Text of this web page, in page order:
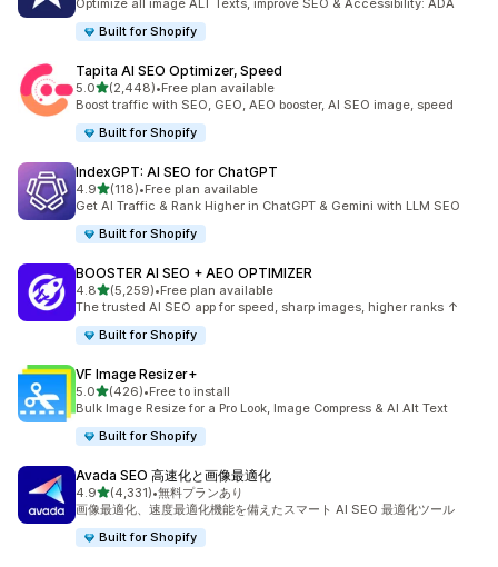
Optimize all image ALT Texts, improve SEO & Accessibility: ADA
Built for Shopify
Tapita AI SEO Optimizer, Speed
5.05つ星中
(2,448)
合計レビュー数：2448件
•Free plan available
Boost traffic with SEO, GEO, AEO booster, AI SEO image, speed
Built for Shopify
IndexGPT: AI SEO for ChatGPT
4.95つ星中
(118)
合計レビュー数：118件
•Free plan available
Get AI Traffic & Rank Higher in ChatGPT & Gemini with LLM SEO
Built for Shopify
BOOSTER AI SEO + AEO OPTIMIZER
4.85つ星中
(5,259)
合計レビュー数：5259件
•Free plan available
The trusted AI SEO app for speed, sharp images, higher ranks ↑
Built for Shopify
VF Image Resizer+
5.05つ星中
(426)
合計レビュー数：426件
•Free to install
Bulk Image Resize for a Pro Look, Image Compress & AI Alt Text
Built for Shopify
Avada SEO 高速化と画像最適化
4.95つ星中
(4,331)
合計レビュー数：4331件
•無料プランあり
画像最適化、速度最適化機能を備えたスマート AI SEO 最適化ツール
Built for Shopify